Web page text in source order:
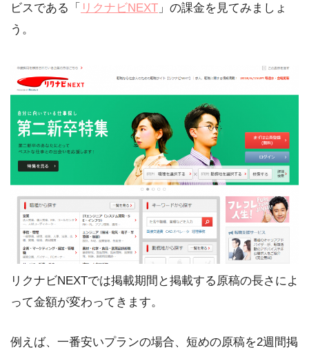
ビスである「 リクナビNEXT 」の課金を見てみましょ
う。
リクナビNEXTでは掲載期間と掲載する原稿の長さによ
って金額が変わってきます。
例えば、一番安いプランの場合、短めの原稿を2週間掲